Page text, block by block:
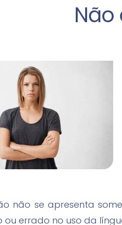
não se apresenta
ou errado no uso da